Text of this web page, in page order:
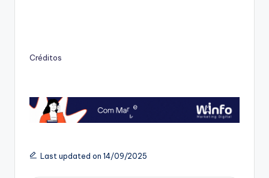
Créditos
Last updated on 14/09/2025